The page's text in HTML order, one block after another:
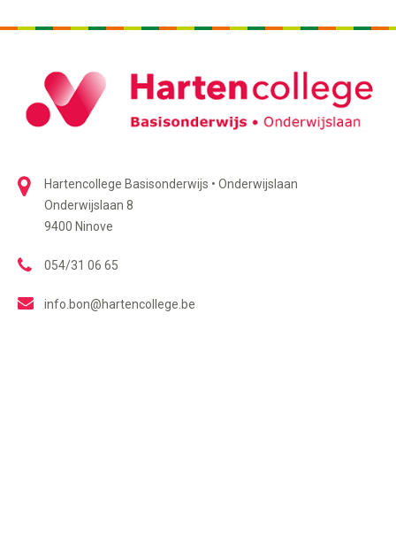
Hartencollege Basisonderwijs • Onderwijslaan
Onderwijslaan 8
9400 Ninove
054/31 06 65
info.bon@hartencollege.be